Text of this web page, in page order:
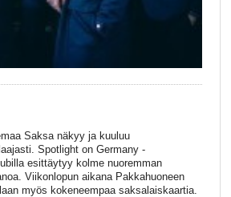
Saksa näkyy ja kuuluu
Spotlight on Germany -
esittäytyy kolme nuoremman
Viikonlopun aikana Pakkahuoneen
myös kokeneempaa saksalaiskaartia.